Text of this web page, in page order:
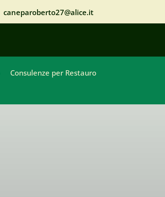
caneparoberto27@alice.it
Consulenze per Restauro